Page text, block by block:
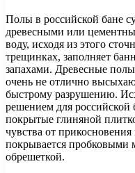
Полы в российской бане
древесными или
воду, исходя из этого
трещинках, заполняет
запахами. Древесные
очень не отлично
быстрому разрушению.
решением для российской
покрытые глиняной
чувства от
покрывается пробковыми
обрешеткой.